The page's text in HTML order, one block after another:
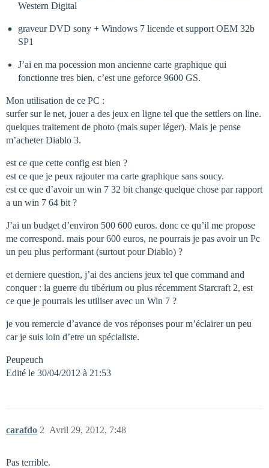
Western Digital
graveur DVD sony + Windows 7 licende et support OEM 32b
SP1
J’ai en ma pocession mon ancienne carte graphique qui
fonctionne tres bien, c’est une geforce 9600 GS.
Mon utilisation de ce PC :
surfer sur le net, jouer a des jeux en ligne tel que the settlers on line.
quelques traitement de photo (mais super léger). Mais je pense
m’acheter Diablo 3.
est ce que cette config est bien ?
est ce que je peux rajouter ma carte graphique sans soucy.
est ce que d’avoir un win 7 32 bit change quelque chose par rapport
a un win 7 64 bit ?
J’ai un budget d’environ 500 600 euros. donc ce qu’il me propose
me correspond. mais pour 600 euros, ne pourrais je pas avoir un Pc
un peu plus performant (surtout pour Diablo) ?
et derniere question, j’ai des anciens jeux tel que command and
conquer : la guerre du tibérium ou plus récemment Starcraft 2, est
ce que je pourrais les utiliser avec un Win 7 ?
je vou remercie d’avance de vos réponses pour m’éclairer un peu
car je suis loin d’etre un spécialiste.
Peupeuch
Edité le 30/04/2012 à 21:53
carafdo Avril 29, 2012, 7:48
2
Pas terrible.